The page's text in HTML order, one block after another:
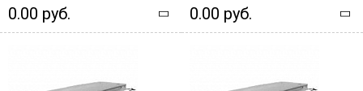
0.00 руб. 0.00 руб.